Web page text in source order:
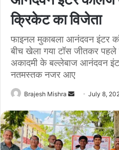
क्रिकेट का विजेता
फाइनल मुकाबला आनंदवन इंटर
बीच खेला गया टॉस जीतकर
अकादमी के बल्लेबाज आनंदवन
नतमस्तक नजर आए
Brajesh Mishra
Send
email
July 8,